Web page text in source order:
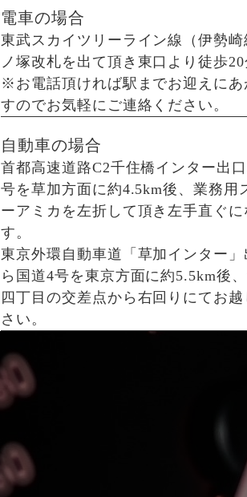
電車の場合
東武スカイツリーライン線（伊勢崎
ノ塚改札を出て頂き東口より徒歩20
※お電話頂ければ駅までお迎えにあ
すのでお気軽にご連絡ください。
自動車の場合
首都高速道路C2千住橋インター出
号を草加方面に約4.5km後、業務用
ーアミカを左折して頂き左手直ぐに
す。
東京外環自動車道「草加インター」
ら国道4号を東京方面に約5.5km後
四丁目の交差点から右回りにてお
さい。